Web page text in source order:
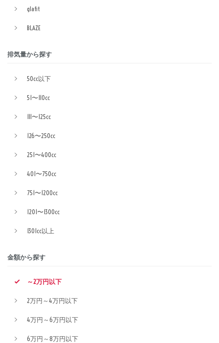
glafit
BLAZE
排気量から探す
50cc以下
51〜110cc
111〜125cc
126〜250cc
251〜400cc
401〜750cc
751〜1200cc
1201〜1300cc
1301cc以上
金額から探す
～2万円以下
2万円～4万円以下
4万円～6万円以下
6万円～8万円以下